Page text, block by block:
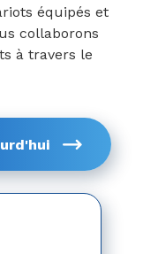
équipés et
collaborons
à travers le